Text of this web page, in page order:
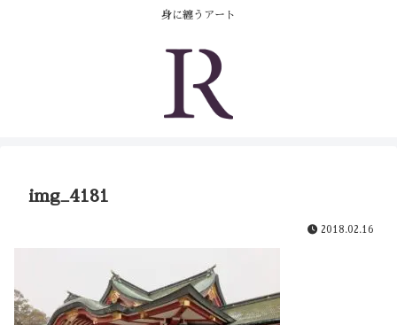
身に纏うアート
img_4181
2018.02.16